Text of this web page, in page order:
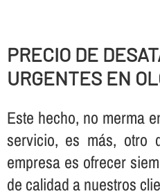
PRECIO DE
URGENTES EN
Este hecho, no merma
servicio, es más, otro
empresa es ofrecer
de calidad a nuestros